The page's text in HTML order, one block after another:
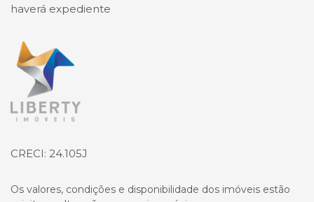
haverá expediente
Página inicial
CRECI: 24.105J
Os valores, condições e disponibilidade dos imóveis estão